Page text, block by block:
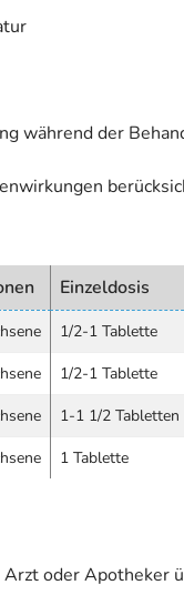
während der
Einzeldosis
1/2-1 Tablette
1/2-1 Tablette
1-1 1/2 Tabletten
1 Tablette
oder Apotheker